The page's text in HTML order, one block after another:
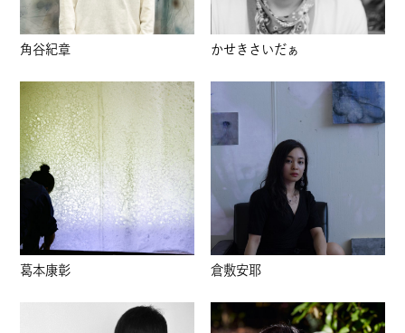
角谷紀章 かせきさいだぁ
葛本康彰 倉敷安耶